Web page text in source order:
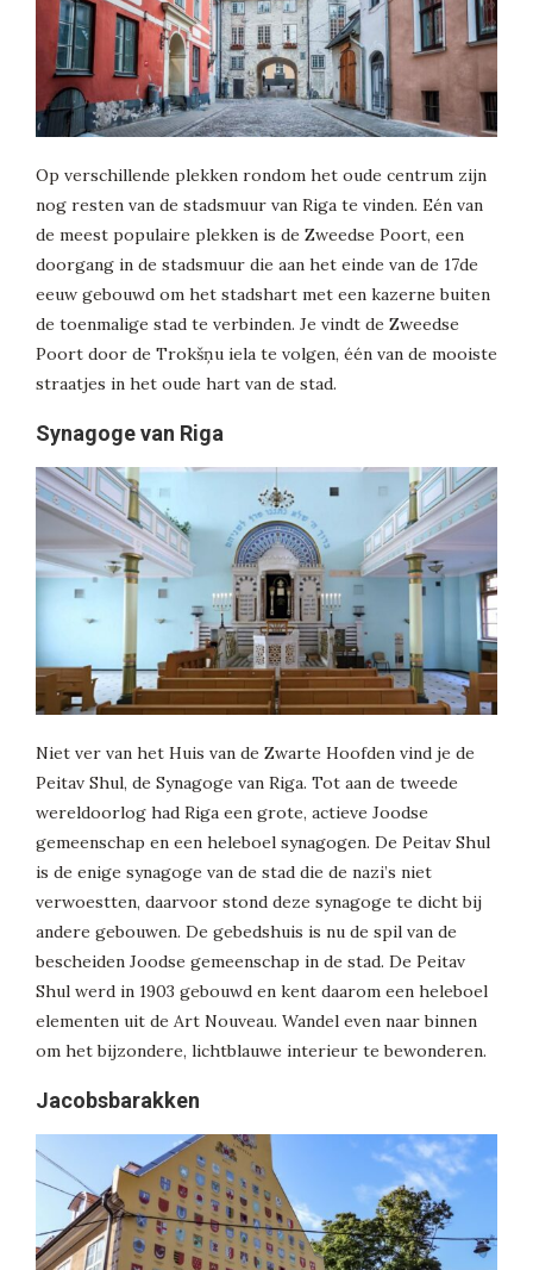
Op verschillende plekken rondom het oude centrum zijn
nog resten van de stadsmuur van Riga te vinden. Eén van
de meest populaire plekken is de Zweedse Poort, een
doorgang in de stadsmuur die aan het einde van de 17de
eeuw gebouwd om het stadshart met een kazerne buiten
de toenmalige stad te verbinden. Je vindt de Zweedse
Poort door de Trokšņu iela te volgen, één van de mooiste
straatjes in het oude hart van de stad.
Synagoge van Riga
Niet ver van het Huis van de Zwarte Hoofden vind je de
Peitav Shul, de Synagoge van Riga. Tot aan de tweede
wereldoorlog had Riga een grote, actieve Joodse
gemeenschap en een heleboel synagogen. De Peitav Shul
is de enige synagoge van de stad die de nazi’s niet
verwoestten, daarvoor stond deze synagoge te dicht bij
andere gebouwen. De gebedshuis is nu de spil van de
bescheiden Joodse gemeenschap in de stad. De Peitav
Shul werd in 1903 gebouwd en kent daarom een heleboel
elementen uit de Art Nouveau. Wandel even naar binnen
om het bijzondere, lichtblauwe interieur te bewonderen.
Jacobsbarakken